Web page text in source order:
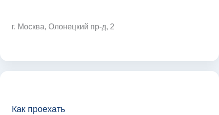
г. Москва, Олонецкий пр-д, 2
Как проехать